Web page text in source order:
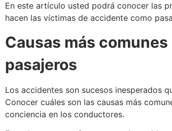
En este artículo usted podrá conocer las
hacen las víctimas de accidente como
Causas más
pasajeros
Los accidentes son sucesos inesperados
Conocer cuáles son las causas más
conciencia en los conductores.